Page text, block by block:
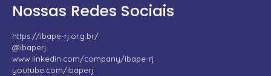
Nossas Redes Sociais
https://ibape-rj.org.br/
@ibaperj
www.linkedin.com/company/ibape-rj
youtube.com/ibaperj